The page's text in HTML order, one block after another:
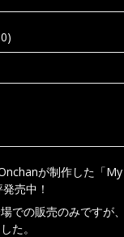
が制作した「
売中！
での販売のみですが
た。